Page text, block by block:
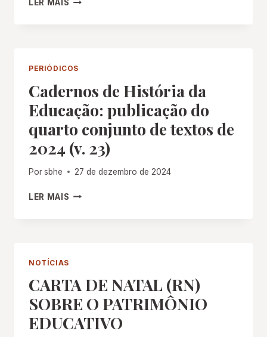
LER MAIS
47
(2025)
PERIÓDICOS
Cadernos de História da
Educação: publicação do
quarto conjunto de textos de
2024 (v. 23)
Porsbhe 27 de dezembro de 2024
LER MAIS CADERNOS
QUARTO
CONJUNTO
DE
TEXTOS
DE
NOTÍCIAS
CARTA DE NATAL (RN)
SOBRE O PATRIMÔNIO
EDUCATIVO